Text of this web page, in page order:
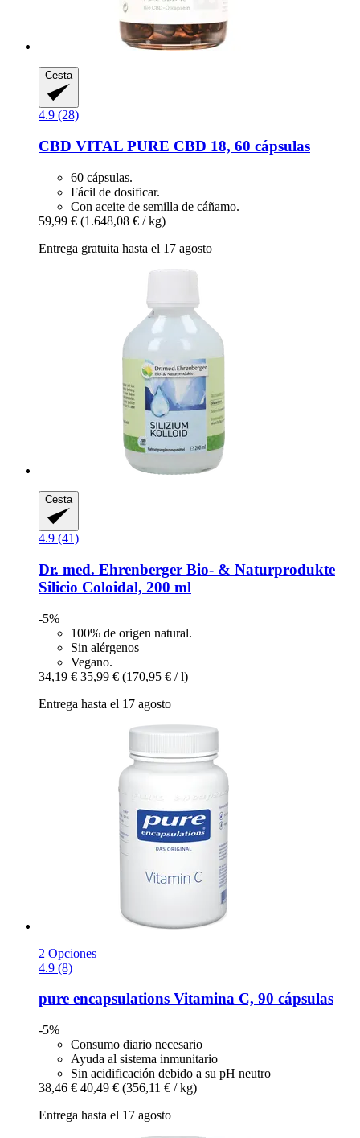
Cesta
4.9 (28)
CBD VITAL PURE CBD 18, 60 cápsulas
60 cápsulas.
Fácil de dosificar.
Con aceite de semilla de cáñamo.
59,99 € (1.648,08 € / kg)
Entrega gratuita hasta el 17 agosto
Cesta
4.9 (41)
Dr. med. Ehrenberger Bio- & Naturprodukte
Silicio Coloidal, 200 ml
-5%
100% de origen natural.
Sin alérgenos
Vegano.
34,19 € 35,99 € (170,95 € / l)
Entrega hasta el 17 agosto
2 Opciones
4.9 (8)
pure encapsulations Vitamina C, 90 cápsulas
-5%
Consumo diario necesario
Ayuda al sistema inmunitario
Sin acidificación debido a su pH neutro
38,46 € 40,49 € (356,11 € / kg)
Entrega hasta el 17 agosto